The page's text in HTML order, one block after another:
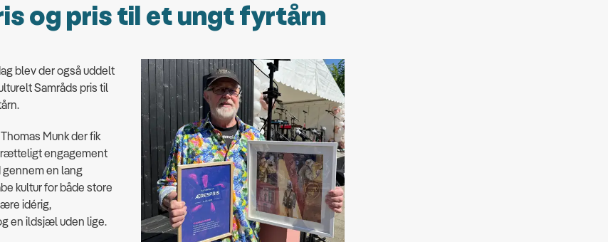
og pris til et ungt fyrtårn
blev der også uddelt
Samråds pris til
Munk der fik
engagement
en lang
kultur for både store
idérig,
en ildsjæl uden lige.